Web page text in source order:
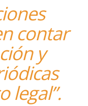
contar
y
legal”.